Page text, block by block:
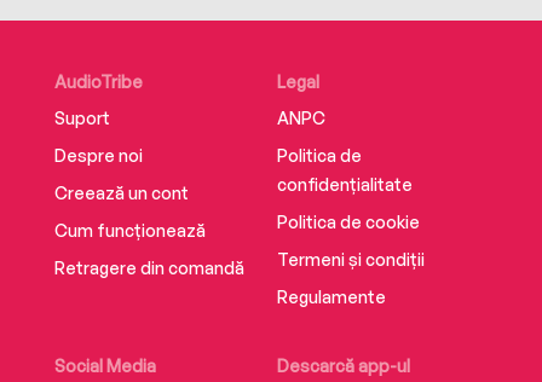
AudioTribe
Suport
Despre noi
Creează un cont
Cum funcționează
Retragere din comandă
Social Media
Descarcă app-ul
Legal
ANPC
Politica de
confidențialitate
Politica de cookie
Termeni și condiții
Regulamente